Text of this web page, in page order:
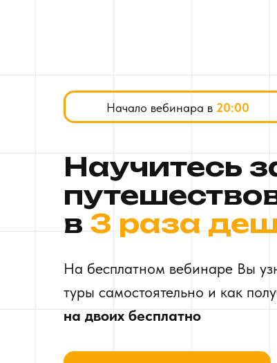
Научитесь
в 3 раза
На бесплатном вебинаре Вы
туры самостоятельно и как
на двоих бесплатно
Начало вебинара в 20:00